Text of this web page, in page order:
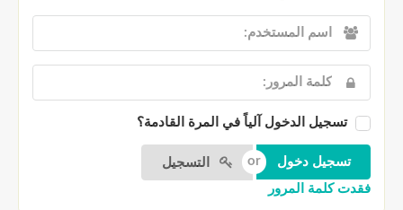
تسجيل الدخول آلياً في المرة القادمة؟
التسجيل
فقدت كلمة المرور